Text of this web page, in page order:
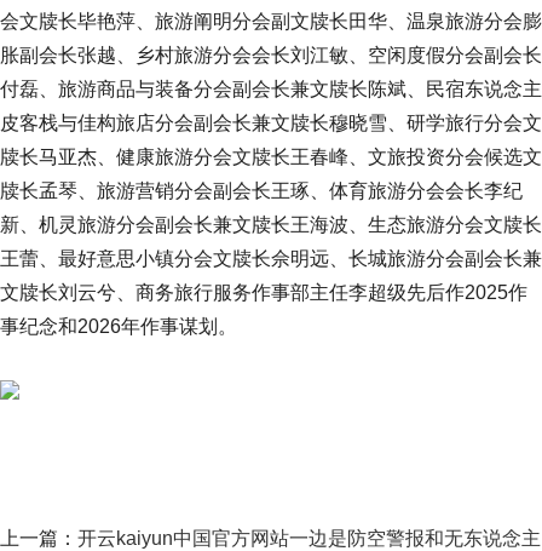
会文牍长毕艳萍、旅游阐明分会副文牍长田华、温泉旅游分会膨
胀副会长张越、乡村旅游分会会长刘江敏、空闲度假分会副会长
付磊、旅游商品与装备分会副会长兼文牍长陈斌、民宿东说念主
皮客栈与佳构旅店分会副会长兼文牍长穆晓雪、研学旅行分会文
牍长马亚杰、健康旅游分会文牍长王春峰、文旅投资分会候选文
牍长孟琴、旅游营销分会副会长王琢、体育旅游分会会长李纪
新、机灵旅游分会副会长兼文牍长王海波、生态旅游分会文牍长
王蕾、最好意思小镇分会文牍长佘明远、长城旅游分会副会长兼
文牍长刘云兮、商务旅行服务作事部主任李超级先后作2025作
事纪念和2026年作事谋划。
上一篇： 开云kaiyun中国官方网站一边是防空警报和无东说念主